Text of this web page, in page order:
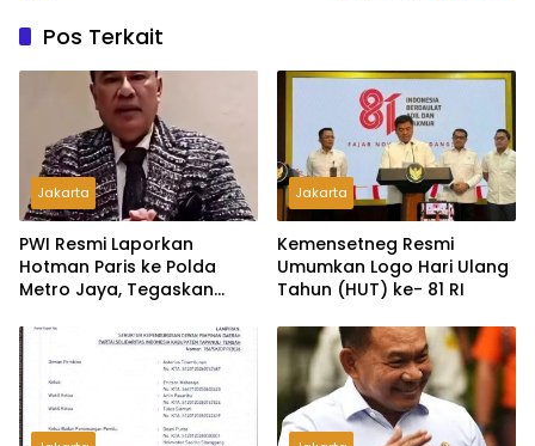
Pos Terkait
Jakarta
PWI Resmi Laporkan
Hotman Paris ke Polda
Metro Jaya, Tegaskan
Martabat Wartawan
Jakarta
Kemensetneg Resmi
Umumkan Logo Hari Ulang
Tahun (HUT) ke- 81 RI